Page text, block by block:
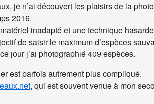
je n’ai découvert les plaisirs de la
2016.
inadapté et une technique
de saisir le maximum d’espèces
jour j’ai photographié 409 espèces.
est parfois autrement plus compliqué.
, qui est souvent venue à mon